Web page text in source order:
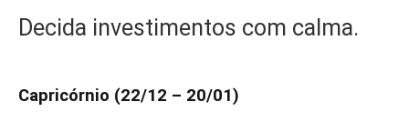
Decida investimentos com calma.
Capricórnio (22/12 – 20/01)